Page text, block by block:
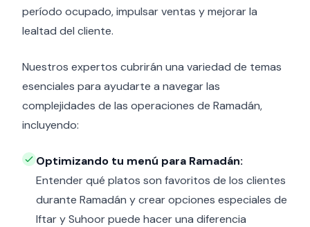
período ocupado, impulsar ventas y mejorar la
lealtad del cliente.
Nuestros expertos cubrirán una variedad de temas
esenciales para ayudarte a navegar las
complejidades de las operaciones de Ramadán,
incluyendo:
Optimizando tu menú para Ramadán:
Entender qué platos son favoritos de los clientes
durante Ramadán y crear opciones especiales de
Iftar y Suhoor puede hacer una diferencia